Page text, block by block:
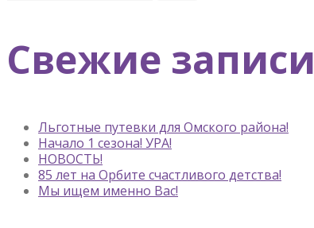
Свежие записи
Льготные путевки для Омского района!
Начало 1 сезона! УРА!
НОВОСТЬ!
85 лет на Орбите счастливого детства!
Мы ищем именно Вас!